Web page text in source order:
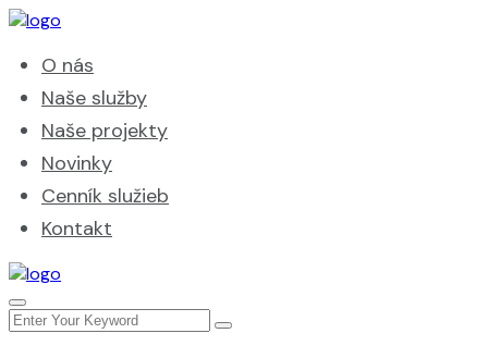
O nás
Naše služby
Naše projekty
Novinky
Cenník služieb
Kontakt